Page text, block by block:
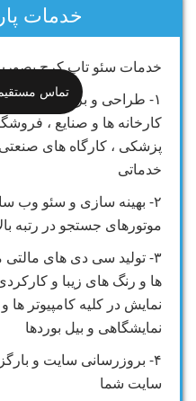
خدمات
خدمات سئو تاپ کرج
۱- طراحی و برنامه
کارخانه ها و صنایع ،
پزشکی ، کارگاه های
خدماتی
۲- بهینه سازی و سئو وب
موتورهای جستجو در رتبه
۳- تولید سی دی های
ها و رنگ های زیبا و
نمایش در کلیه کامپیوتر
نمایشگاهی و بیل بوردها
۴- بروزرسانی سایت و
سایت شما
تماس مستقیم با